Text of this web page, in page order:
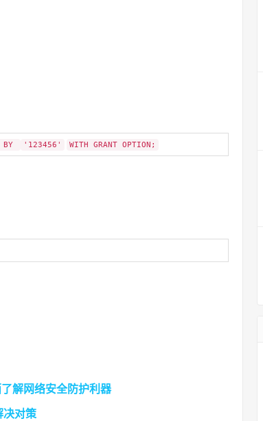
BY '123456' WITH GRANT OPTION;
解网络安全防护利器
决对策